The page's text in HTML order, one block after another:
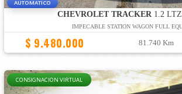
AUTOMATICO
CHEVROLET TRACKER 1.2
IMPECABLE STATION WAGON FULL
$ 9.480.000 81.740 Km
CONSIGNACION VIRTUAL